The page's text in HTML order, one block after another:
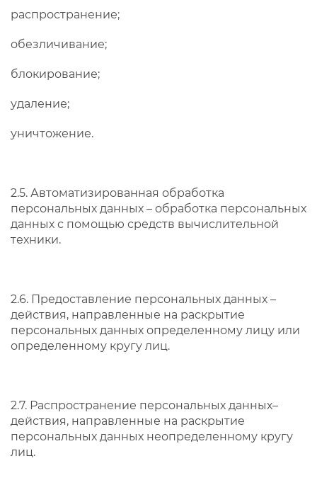
распространение;
обезличивание;
блокирование;
удаление;
уничтожение.
2.5. Автоматизированная обработка
персональных данных – обработка персональных
данных с помощью средств вычислительной
техники.
2.6. Предоставление персональных данных –
действия, направленные на раскрытие
персональных данных определенному лицу или
определенному кругу лиц.
2.7. Распространение персональных данных–
действия, направленные на раскрытие
персональных данных неопределенному кругу
лиц.